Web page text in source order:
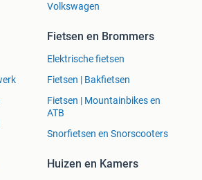
Volkswagen
Fietsen en Brommers
Elektrische fietsen
Fietsen | Bakfietsen
Fietsen | Mountainbikes en
ATB
Snorfietsen en Snorscooters
Huizen en Kamers